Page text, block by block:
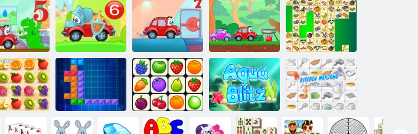
Wheely 5 Wheely 6 Wheely 7 Wheely 8 Kris Mahjong